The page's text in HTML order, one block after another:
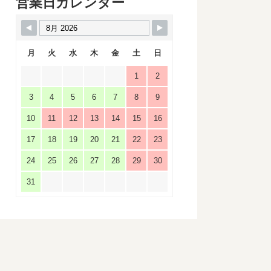
月 火 水 木 金 土 日
1 2
3 4 5 6 7 8 9
10 11 12 13 14 15 16
17 18 19 20 21 22 23
24 25 26 27 28 29 30
31